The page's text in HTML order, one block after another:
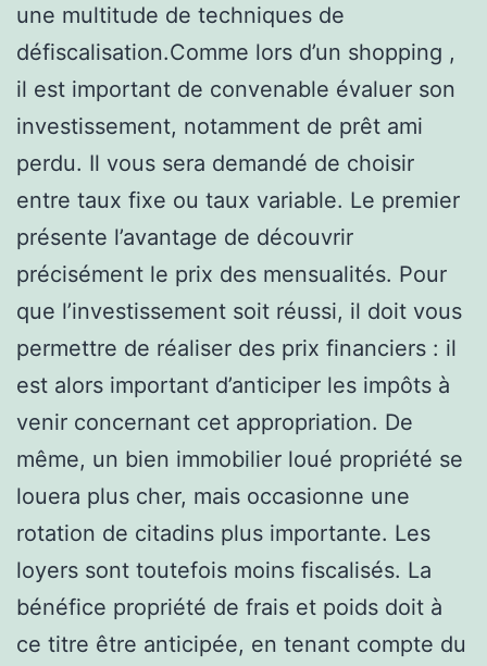
une multitude de techniques de
défiscalisation.Comme lors d’un shopping ,
il est important de convenable évaluer son
investissement, notamment de prêt ami
perdu. Il vous sera demandé de choisir
entre taux fixe ou taux variable. Le premier
présente l’avantage de découvrir
précisément le prix des mensualités. Pour
que l’investissement soit réussi, il doit vous
permettre de réaliser des prix financiers : il
est alors important d’anticiper les impôts à
venir concernant cet appropriation. De
même, un bien immobilier loué propriété se
louera plus cher, mais occasionne une
rotation de citadins plus importante. Les
loyers sont toutefois moins fiscalisés. La
bénéfice propriété de frais et poids doit à
ce titre être anticipée, en tenant compte du